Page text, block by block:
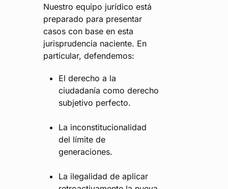
Nuestro equipo jurídico está
preparado para presentar
casos con base en esta
jurisprudencia naciente. En
particular, defendemos:
El derecho a la
ciudadanía como derecho
subjetivo perfecto.
La inconstitucionalidad
del límite de
generaciones.
La ilegalidad de aplicar